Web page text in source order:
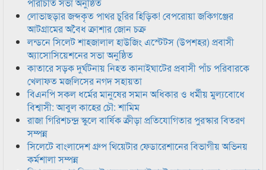
লোভাছড়ার জব্দকৃত পাথর চুরির হিড়িক! বেপরোয়া জকিগঞ্জের
আটগ্রামের অবৈধ ক্রাশার জোন চক্র
লন্ডনে সিলেট শাহজালাল হাউজিং এস্টেটস (উপশহর) প্রবাসী
অ্যাসোসিয়েশনের সভা অনুষ্ঠিত
কাতারে সড়ক দুর্ঘটনায় নিহত কানাইঘাটের প্রবাসী পাঁচ পরিবারকে
খেলাফত মজলিসের নগদ সহায়তা
বিএনপি সকল ধর্মের মানুষের সমান অধিকার ও ধর্মীয় মুল্যবোধে
বিশ্বাসী: আবুল কাহের চৌ: শামিম
রাজা গিরিশচন্দ্র স্কুলে বার্ষিক ক্রীড়া প্রতিযোগিতার পুরস্কার বিতরণ
সম্পন্ন
সিলেটে বাংলাদেশ গ্রুপ থিয়েটার ফেডারেশানের বিভাগীয় অভিনয়
কর্মশালা সম্পন্ন